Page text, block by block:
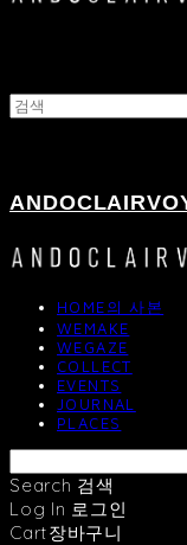
HOME의 사본
WEMAKE
WEGAZE
COLLECT
EVENTS
JOURNAL
PLACES
Search 검색
Log In 로그인
Cart장바구니